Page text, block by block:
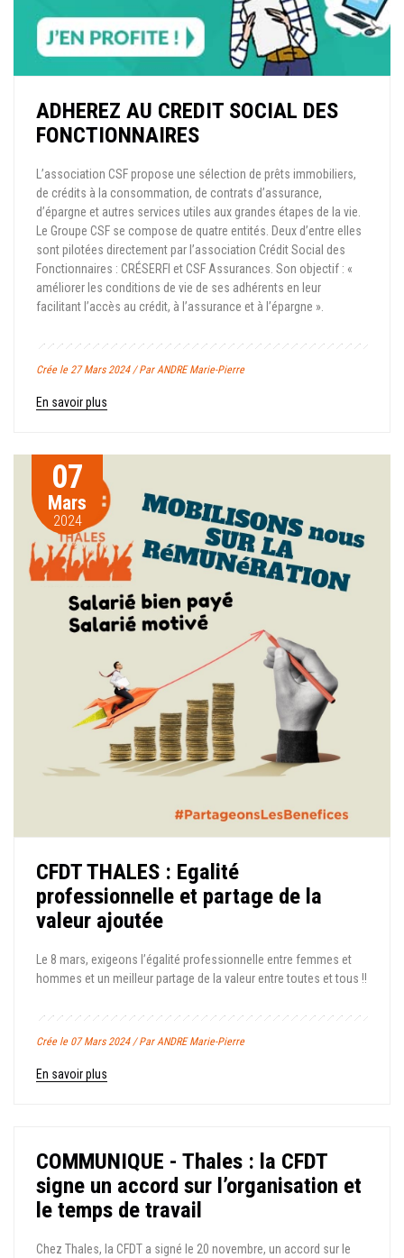
ADHEREZ AU CREDIT SOCIAL DES
FONCTIONNAIRES
L’association CSF propose une sélection de prêts immobiliers,
de crédits à la consommation, de contrats d’assurance,
d’épargne et autres services utiles aux grandes étapes de la vie.
Le Groupe CSF se compose de quatre entités. Deux d’entre elles
sont pilotées directement par l’association Crédit Social des
Fonctionnaires : CRÉSERFI et CSF Assurances. Son objectif : «
améliorer les conditions de vie de ses adhérents en leur
facilitant l’accès au crédit, à l’assurance et à l’épargne ».
Crée le 27 Mars 2024 / Par ANDRE Marie-Pierre
En savoir plus
07
Mars
2024
CFDT THALES : Egalité
professionnelle et partage de la
valeur ajoutée
Le 8 mars, exigeons l’égalité professionnelle entre femmes et
hommes et un meilleur partage de la valeur entre toutes et tous !!
Crée le 07 Mars 2024 / Par ANDRE Marie-Pierre
En savoir plus
COMMUNIQUE - Thales : la CFDT
signe un accord sur l’organisation et
le temps de travail
Chez Thales, la CFDT a signé le 20 novembre, un accord sur le